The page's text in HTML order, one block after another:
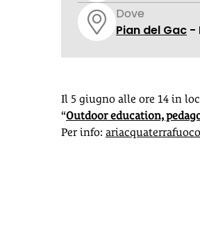
Dove
Pian del Gac -
Il 5 giugno alle ore 14 in
“Outdoor education,
Per info: